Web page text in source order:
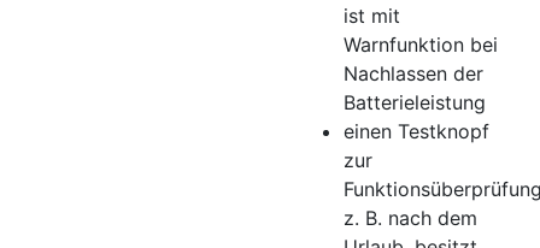
ist mit
Warnfunktion bei
Nachlassen der
Batterieleistung
einen Testknopf
zur
z. B. nach dem